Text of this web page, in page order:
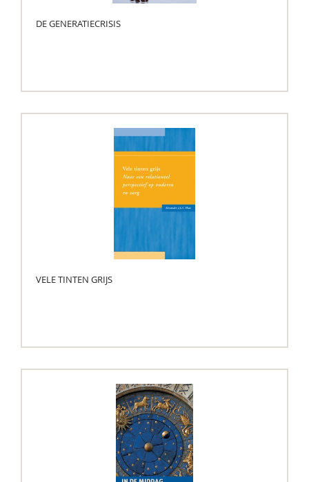
DE GENERATIECRISIS
VELE TINTEN GRIJS